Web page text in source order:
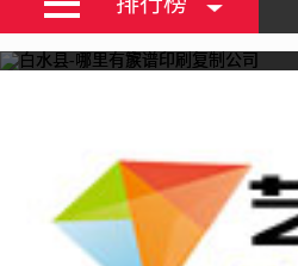
白水县-哪里有族谱印刷复制公司
白水县-哪里有家谱印刷复制公司